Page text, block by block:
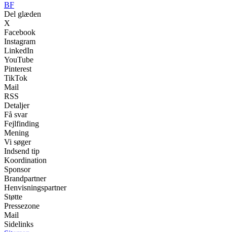
BF
Del glæden
X
Facebook
Instagram
LinkedIn
YouTube
Pinterest
TikTok
Mail
RSS
Detaljer
Få svar
Fejlfinding
Mening
Vi søger
Indsend tip
Koordination
Sponsor
Brandpartner
Henvisningspartner
Støtte
Pressezone
Mail
Sidelinks